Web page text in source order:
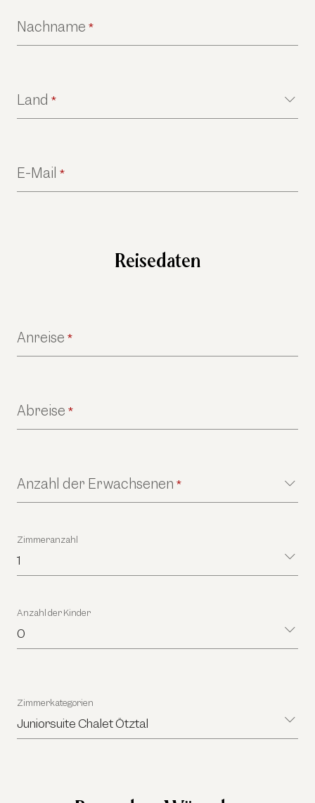
Nachname *
Land *
E-Mail *
Reisedaten
Anreise *
Abreise *
Anzahl der Erwachsenen *
Zimmeranzahl
1
Anzahl der Kinder
0
Zimmerkategorien
Juniorsuite Chalet Ötztal